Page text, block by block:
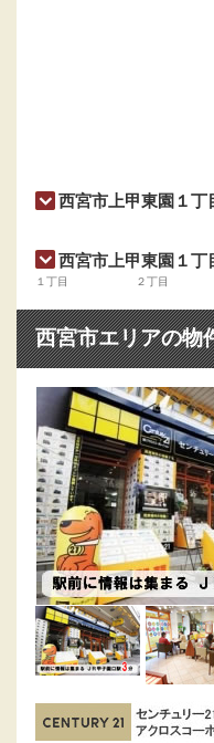
西宮市上甲東園１丁
西宮市上甲東園１丁
１丁目 ２丁目
西宮市エリアの物